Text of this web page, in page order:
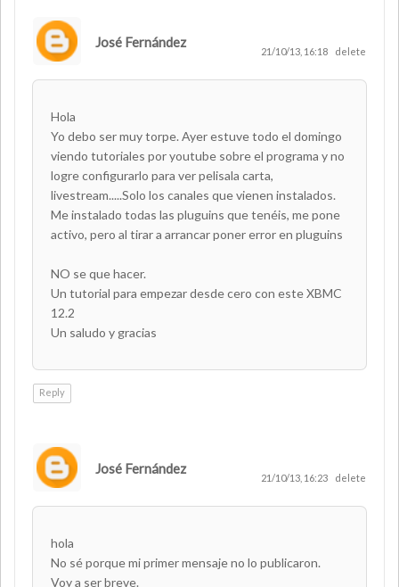
José Fernández
21/10/13, 16:18 delete
Hola
Yo debo ser muy torpe. Ayer estuve todo el domingo
viendo tutoriales por youtube sobre el programa y no
logre configurarlo para ver pelisala carta,
livestream.....Solo los canales que vienen instalados.
Me instalado todas las pluguins que tenéis, me pone
activo, pero al tirar a arrancar poner error en pluguins
NO se que hacer.
Un tutorial para empezar desde cero con este XBMC
12.2
Un saludo y gracias
Reply
José Fernández
21/10/13, 16:23 delete
hola
No sé porque mi primer mensaje no lo publicaron.
Voy a ser breve.